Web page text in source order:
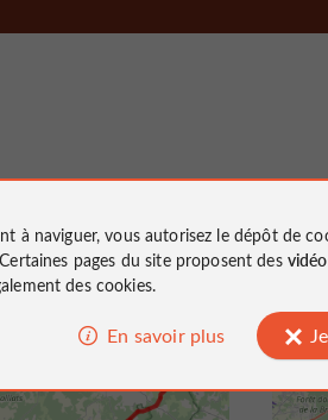
Villes &
aussi
à naviguer, vous autorisez le dépôt de
pages du site proposent des
des cookies.
En savoir plus